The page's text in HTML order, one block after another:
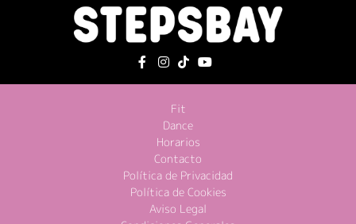
Fit
Dance
Horarios
Contacto
Política de Privacidad
Política de Cookies
Aviso Legal